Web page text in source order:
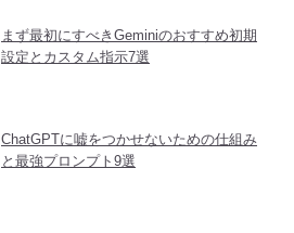
まず最初にすべきGeminiのおすすめ初期
設定とカスタム指示7選
ChatGPTに嘘をつかせないための仕組み
と最強プロンプト9選